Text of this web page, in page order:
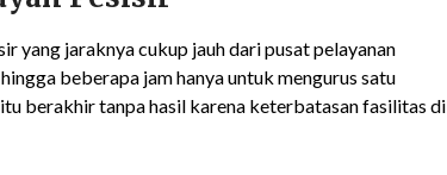
yang jaraknya cukup jauh dari pusat pelayanan
beberapa jam hanya untuk mengurus satu
berakhir tanpa hasil karena keterbatasan fasilitas di